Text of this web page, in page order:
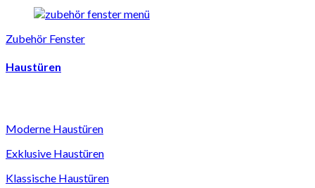
Zubehör Fenster
Haustüren
Moderne Haustüren
Exklusive Haustüren
Klassische Haustüren